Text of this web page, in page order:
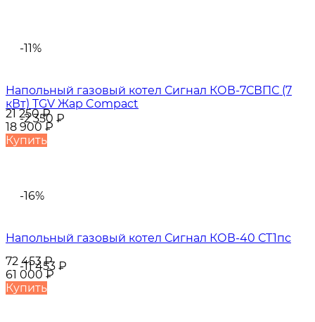
-11%
-2 350 ₽
Напольный газовый котел Сигнал КОВ-7СВПС (7
кВт) TGV Жар Compact
21 250₽
18 900₽
Купить
-16%
-11 453 ₽
Напольный газовый котел Сигнал КОВ-40 СТ1пс
72 453₽
61 000₽
Купить